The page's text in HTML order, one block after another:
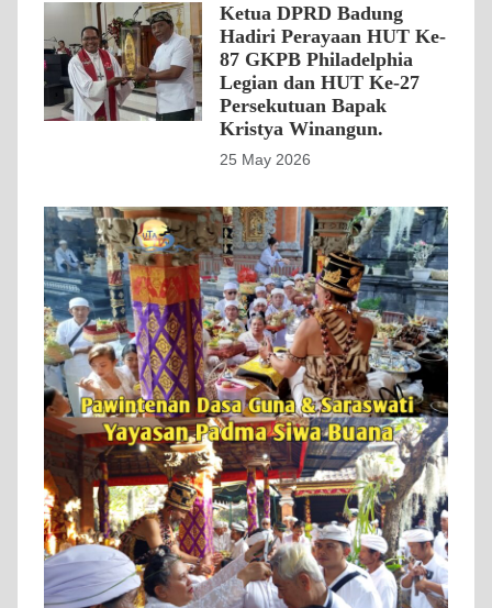
Ketua DPRD Badung
Hadiri Perayaan HUT Ke-
87 GKPB Philadelphia
Legian dan HUT Ke-27
Persekutuan Bapak
Kristya Winangun.
25 May 2026